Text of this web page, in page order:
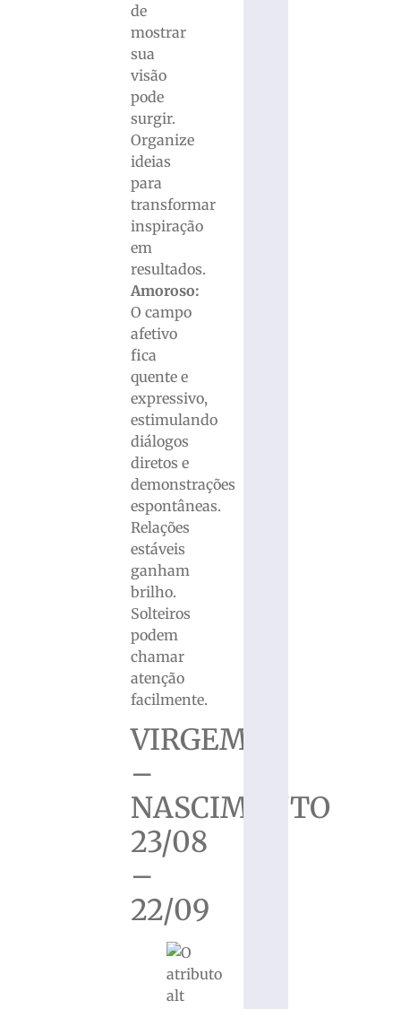
de
mostrar
sua
visão
pode
surgir.
Organize
ideias
para
transformar
inspiração
em
resultados.
Amoroso:
O campo
afetivo
fica
quente e
expressivo,
estimulando
diálogos
diretos e
demonstrações
espontâneas.
Relações
estáveis
ganham
brilho.
Solteiros
podem
chamar
atenção
facilmente.
VIRGEM
–
NASCIMENTO
23/08
–
22/09